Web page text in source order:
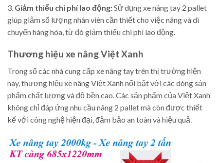
3. Giảm thiểu chi phí lao động:Sử dụng xe nâng tay 2 pallet
giúp giảm số lượng nhân viên cần thiết cho việc nâng và di
chuyển hàng hóa, từ đó giảm thiểu chi phí lao động.
Thương hiệu xe nâng Việt Xanh
Trong số các nhà cung cấp xe nâng tay trên thị trường hiện
nay, thương hiệu xe nâng Việt Xanh nổi bật với các dòng sản
phẩm chất lượng và độ bền cao. Các sản phẩm của Việt Xanh
không chỉ đáp ứng nhu cầu nâng 2 pallet mà còn được thiết
kế với công nghệ hiện đại, đảm bảo an toàn và hiệu quả.